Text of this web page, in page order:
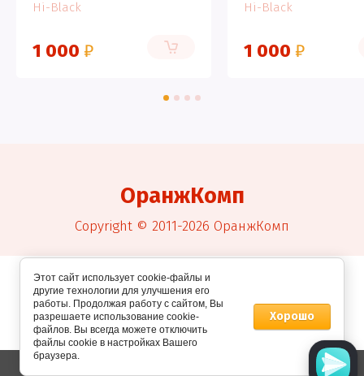
Hi-Black
1 000 ₽
Hi-Black
1 000 ₽
ОранжКомп
Copyright © 2011-2026 ОранжКомп
ОранжКомп – Компьютерный сервис в
Этот сайт использует cookie-файлы и
другие технологии для улучшения его
работы. Продолжая работу с сайтом, Вы
разрешаете использование cookie-
файлов. Вы всегда можете отключить
файлы cookie в настройках Вашего
браузера.
Хорошо